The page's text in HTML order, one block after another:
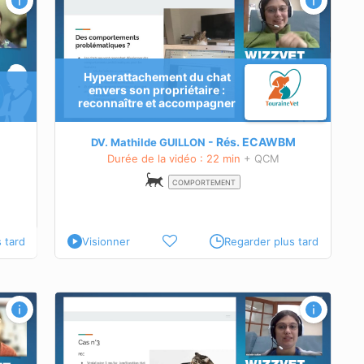
tard
Hyperattachement du chat
envers son propriétaire :
reconnaître et accompagner
DV. Mathilde GUILLON Rés. ECAWBM
Durée de la vidéo : 22 min + QCM
COMPORTEMENT
de
Visionner Regarder plus tard
chez